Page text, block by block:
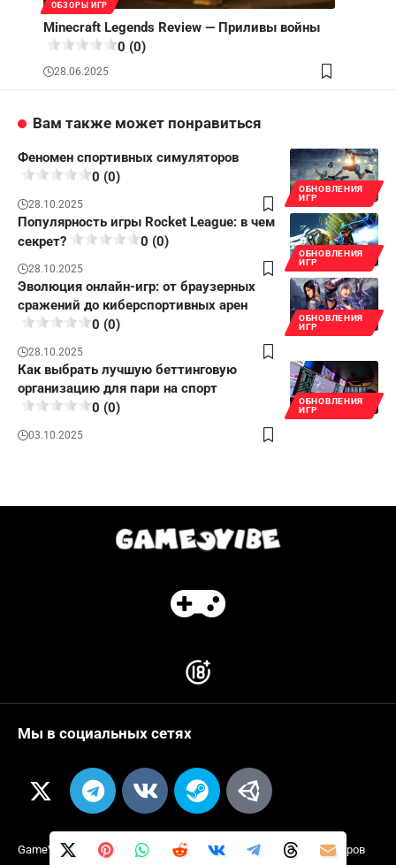
ОБЗОРЫ ИГР
Minecraft Legends Review — Приливы войны
0 (0)
28.06.2025
Вам также может понравиться
ОБНОВЛЕНИЯ
ИГР
Феномен спортивных симуляторов
0 (0)
28.10.2025
ОБНОВЛЕНИЯ
ИГР
Популярность игры Rocket League: в чем
секрет?
0 (0)
28.10.2025
ОБНОВЛЕНИЯ
ИГР
Эволюция онлайн-игр: от браузерных
сражений до киберспортивных арен
0 (0)
28.10.2025
ОБНОВЛЕНИЯ
ИГР
Как выбрать лучшую беттинговую
организацию для пари на спорт
0 (0)
03.10.2025
Мы в социальных сетях
GameVibe- обзоры игр, новости гейминга и гайды для геймеров